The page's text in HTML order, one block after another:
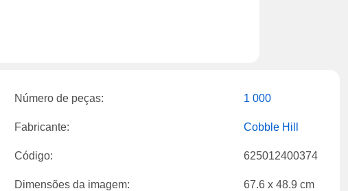
Número de peças: 1 000
Fabricante: Cobble Hill
Código: 625012400374
Dimensões da imagem: 67.6 x 48.9 cm